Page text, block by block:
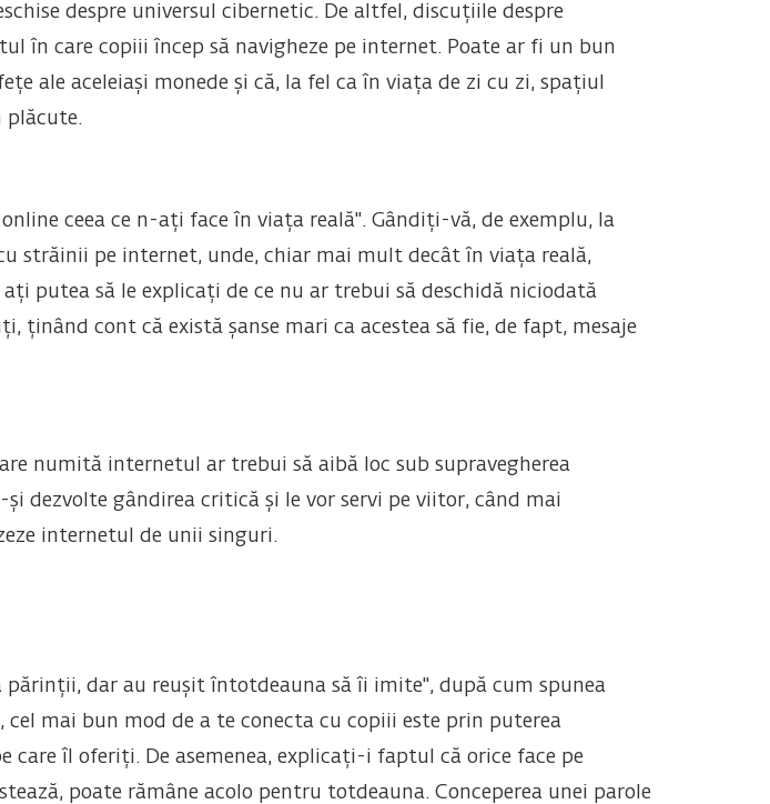
despre universul cibernetic. De altfel, discuțiile despre
în care copiii încep să navigheze pe internet. Poate ar fi un bun
ale aceleiași monede și că, la fel ca în viața de zi cu zi, spațiul
plăcute.
ceea ce n-ați face în viața reală". Gândiți-vă, de exemplu, la
străinii pe internet, unde, chiar mai mult decât în ​​viața reală,
ați putea să le explicați de ce nu ar trebui să deschidă niciodată
ținând cont că există șanse mari ca acestea să fie, de fapt, mesaje
numită internetul ar trebui să aibă loc sub supravegherea
dezvolte gândirea critică și le vor servi pe viitor, când mai
internetul de unii singuri.
dar au reușit întotdeauna să îi imite", după cum spunea
mai bun mod de a te conecta cu copiii este prin puterea
îl oferiți. De asemenea, explicați-i faptul că orice face pe
poate rămâne acolo pentru totdeauna. Conceperea unei parole